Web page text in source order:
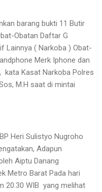
barang bukti 11 Butir
Obatan Daftar G
Lainnya ( Narkoba ) Obat-
Merk Iphone dan
kata Kasat Narkoba Polres
M.H saat di mintai
Heri Sulistyo Nugroho
Adapun
Aiptu Danang
Metro Barat Pada hari
20.30 WIB yang melihat